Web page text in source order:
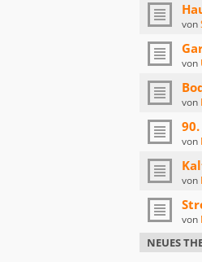
von
von
von
von
von
von
NEUES